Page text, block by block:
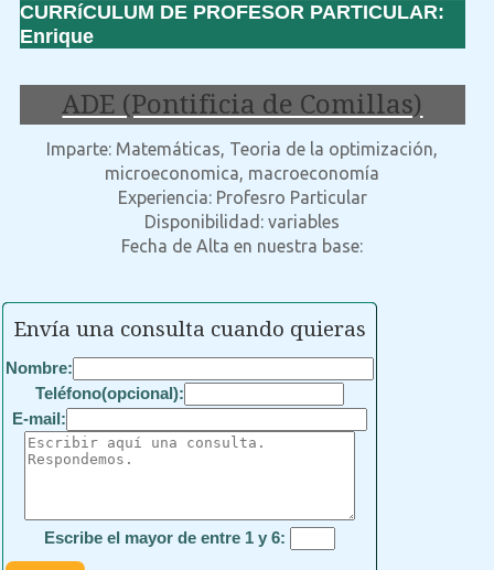
CURRíCULUM DE PROFESOR PARTICULAR:
Enrique
ADE (Pontificia de Comillas)
Imparte: Matemáticas, Teoria de la optimización,
microeconomica, macroeconomía
Experiencia: Profesro Particular
Disponibilidad: variables
Fecha de Alta en nuestra base:
Envía una consulta cuando quieras
Nombre:
Teléfono(opcional):
E-mail:
Escribe el mayor de entre 1 y 6: